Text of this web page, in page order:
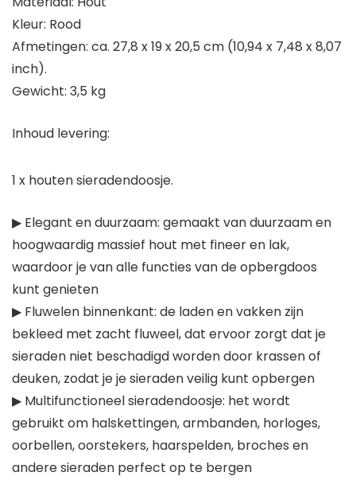
Kleur: Rood
Afmetingen: ca. 27,8 x 19 x 20,5 cm (10,94 x 7,48 x 8,07
inch).
Gewicht: 3,5 kg
Inhoud levering:
1 x houten sieradendoosje.
▶ Elegant en duurzaam: gemaakt van duurzaam en
hoogwaardig massief hout met fineer en lak,
waardoor je van alle functies van de opbergdoos
kunt genieten
▶ Fluwelen binnenkant: de laden en vakken zijn
bekleed met zacht fluweel, dat ervoor zorgt dat je
sieraden niet beschadigd worden door krassen of
deuken, zodat je je sieraden veilig kunt opbergen
▶ Multifunctioneel sieradendoosje: het wordt
gebruikt om halskettingen, armbanden, horloges,
oorbellen, oorstekers, haarspelden, broches en
andere sieraden perfect op te bergen